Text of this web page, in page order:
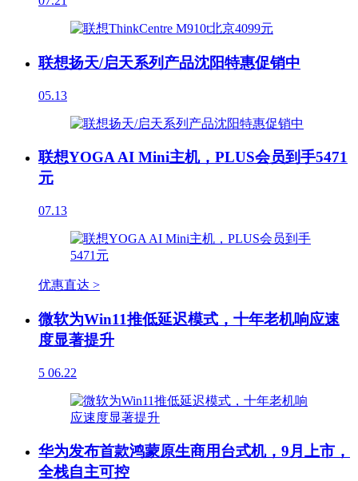
联想扬天/启天系列产品沈阳特惠促销中
05.13
联想YOGA AI Mini主机，PLUS会员到手5471
元
07.13
优惠直达 >
微软为Win11推低延迟模式，十年老机响应速
度显著提升
5 06.22
华为发布首款鸿蒙原生商用台式机，9月上市，
全栈自主可控